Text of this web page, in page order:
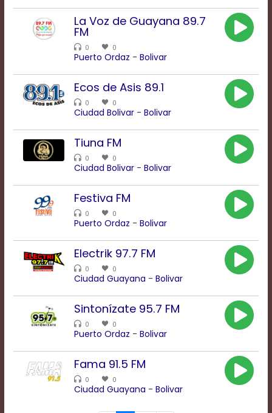
close
window.
Transparency
Background
Transparency
Window
Transparency
Size
La Voz de Guayana 89.7
FM
0 0
Puerto Ordaz - Bolivar
Ecos de Asis 89.1
0 0
Ciudad Bolivar - Bolivar
Tiuna FM
0 0
Ciudad Bolivar - Bolivar
Festiva FM
0 0
Puerto Ordaz - Bolivar
Electrik 97.7 FM
0 0
Ciudad Guayana - Bolivar
Sintonízate 95.7 FM
0 0
Puerto Ordaz - Bolivar
Fama 91.5 FM
0 0
Ciudad Guayana - Bolivar